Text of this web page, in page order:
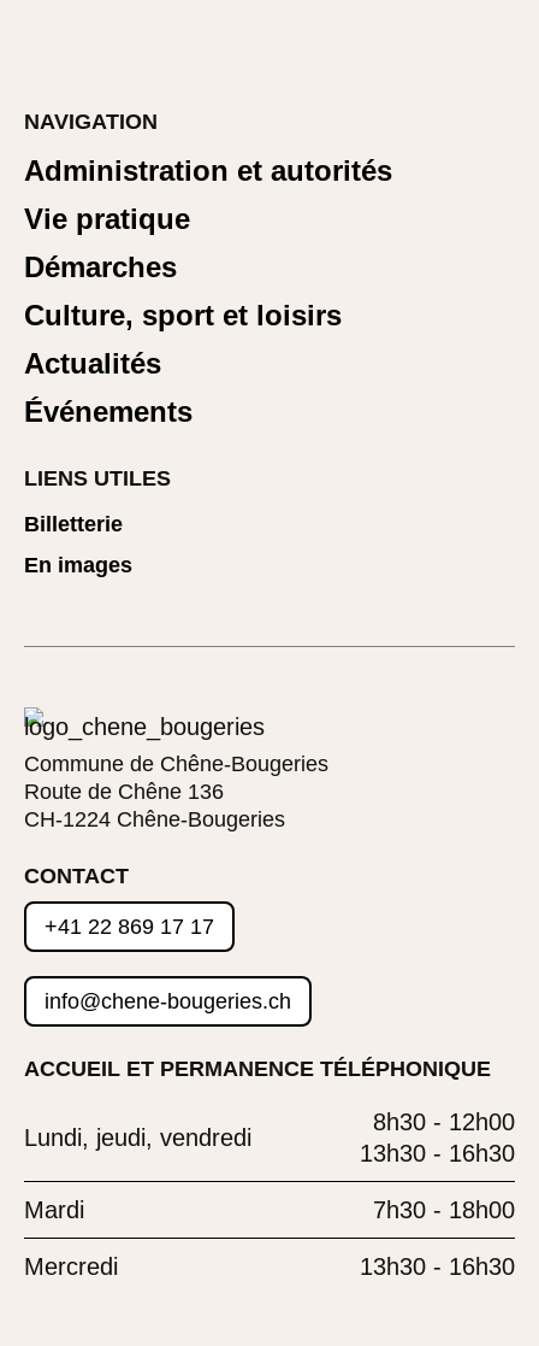
NAVIGATION
Administration et autorités
Vie pratique
Démarches
Culture, sport et loisirs
Actualités
Événements
LIENS UTILES
Billetterie
En images
Commune de Chêne-Bougeries
Route de Chêne 136
CH-1224 Chêne-Bougeries
CONTACT
+41 22 869 17 17
info@chene-bougeries.ch
ACCUEIL ET PERMANENCE TÉLÉPHONIQUE
Lundi, jeudi, vendredi
8h30 - 12h00
13h30 - 16h30
Mardi 7h30 - 18h00
Mercredi 13h30 - 16h30